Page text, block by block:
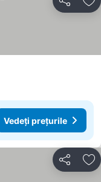
Distribuiți
Vedeți prețurile
Distribuiți